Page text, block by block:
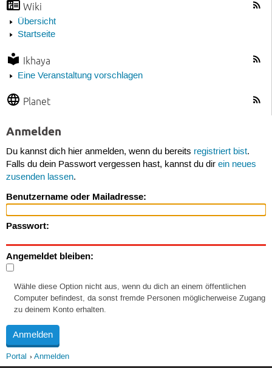
Wiki
Übersicht
Startseite
Ikhaya
Eine Veranstaltung vorschlagen
Planet
Anmelden
Du kannst dich hier anmelden, wenn du bereits registriert bist.
Falls du dein Passwort vergessen hast, kannst du dir ein neues
zusenden lassen.
Benutzername oder Mailadresse:
Passwort:
Angemeldet bleiben:
Wähle diese Option nicht aus, wenn du dich an einem öffentlichen
Computer befindest, da sonst fremde Personen möglicherweise Zugang
zu deinem Konto erhalten.
Portal Anmelden